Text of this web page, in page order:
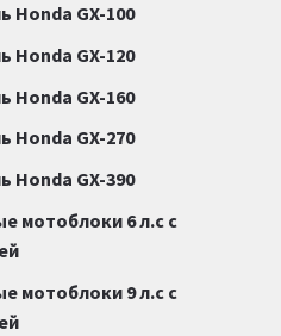
Honda GX-100
Honda GX-120
Honda GX-160
Honda GX-270
Honda GX-390
мотоблоки 6 л.с с
мотоблоки 9 л.с с